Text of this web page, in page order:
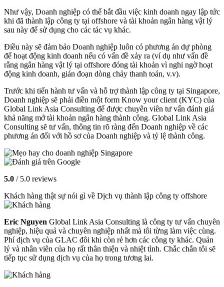
Như vậy, Doanh nghiệp có thể bắt đầu việc kinh doanh ngay lập tức
khi đã thành lập công ty tại offshore và tài khoản ngân hàng vật lý
sau này để sử dụng cho các tác vụ khác.
Điều này sẽ đảm bảo Doanh nghiệp luôn có phương án dự phòng
để hoạt động kinh doanh nếu có vấn đề xảy ra (ví dụ như vấn đề
rằng ngân hàng vật lý tại offshore đóng tài khoản vì nghi ngờ hoạt
động kinh doanh, gián đoạn dòng chảy thanh toán, v.v).
Trước khi tiến hành tư vấn và hỗ trợ thành lập công ty tại Singapore,
Doanh nghiệp sẽ phải điền một form Know your client (KYC) của
Global Link Asia Consulting để được chuyên viên tư vấn đánh giá
khả năng mở tài khoản ngân hàng thành công. Global Link Asia
Consulting sẽ tư vấn, thông tin rõ ràng đến Doanh nghiệp về các
phương án đối với hồ sơ của Doanh nghiệp và tỷ lệ thành công.
5.0 / 5.0 reviews
Khách hàng thật sự nói gì về Dịch vụ thành lập công ty offshore
Eric Nguyen Global Link Asia Consulting là công ty tư vấn chuyên
nghiệp, hiệu quả và chuyên nghiệp nhất mà tôi từng làm việc cùng.
Phí dịch vụ của GLAC đôi khi còn rẻ hơn các công ty khác. Quản
lý và nhân viên của họ rất thân thiện và nhiệt tình. Chắc chắn tôi sẽ
tiếp tục sử dụng dịch vụ của họ trong tương lai.